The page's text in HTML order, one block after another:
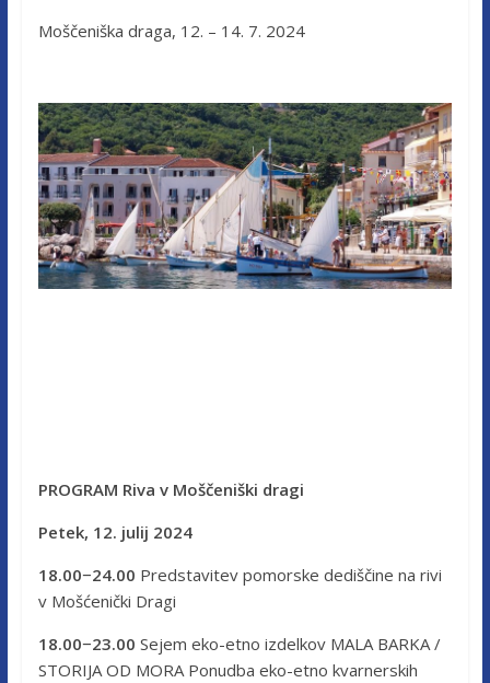
Moščeniška draga, 12. – 14. 7. 2024
PROGRAM Riva v Moščeniški dragi
Petek, 12. julij 2024
18.00−24.00 Predstavitev pomorske dediščine na rivi
v Mošćenički Dragi
18.00−23.00 Sejem eko-etno izdelkov MALA BARKA /
STORIJA OD MORA Ponudba eko-etno kvarnerskih